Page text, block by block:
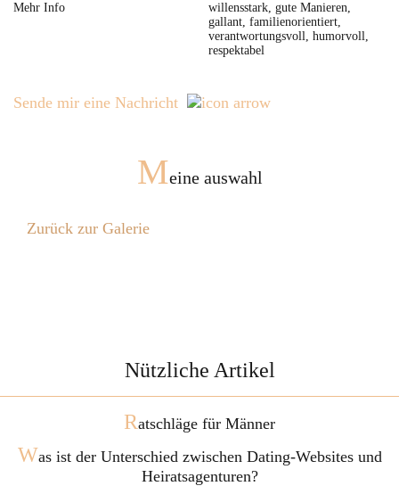
Mehr Info
willensstark, gute Manieren,
gallant, familienorientiert,
verantwortungsvoll, humorvoll,
respektabel
Sende mir eine Nachricht
Meine auswahl
Zurück zur Galerie
Nützliche Artikel
Ratschläge für Männer
Was ist der Unterschied zwischen Dating-Websites und
Heiratsagenturen?